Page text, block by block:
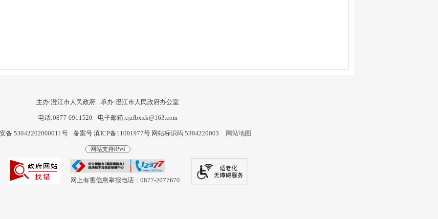
主办:澄江市人民政府 承办:澄江市人民政府办公室
电话:0877-6911520 电子邮箱:cjzfbxxk@163.com
备 53042202000011号 备案号 滇ICP备11001977号网站标识码 5304220003 网站地图
网站支持IPv6
网上有害信息举报电话：0877-2077670